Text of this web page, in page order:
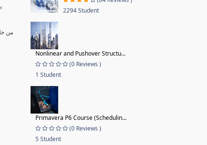
من
2294 Student
Nonlinear and Pushover Structu...
(0 Reviews )
1 Student
Primavera P6 Course (Schedulin...
(0 Reviews )
5 Student